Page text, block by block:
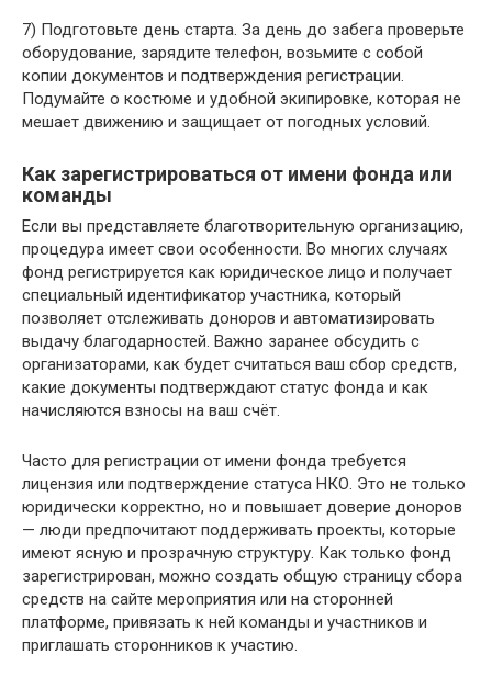
7) Подготовьте день старта. За день до забега проверьте
оборудование, зарядите телефон, возьмите с собой
копии документов и подтверждения регистрации.
Подумайте о костюме и удобной экипировке, которая не
мешает движению и защищает от погодных условий.
Как зарегистрироваться от имени фонда или
команды
Если вы представляете благотворительную организацию,
процедура имеет свои особенности. Во многих случаях
фонд регистрируется как юридическое лицо и получает
специальный идентификатор участника, который
позволяет отслеживать доноров и автоматизировать
выдачу благодарностей. Важно заранее обсудить с
организаторами, как будет считаться ваш сбор средств,
какие документы подтверждают статус фонда и как
начисляются взносы на ваш счёт.
Часто для регистрации от имени фонда требуется
лицензия или подтверждение статуса НКО. Это не только
юридически корректно, но и повышает доверие доноров
— люди предпочитают поддерживать проекты, которые
имеют ясную и прозрачную структуру. Как только фонд
зарегистрирован, можно создать общую страницу сбора
средств на сайте мероприятия или на сторонней
платформе, привязать к ней команды и участников и
приглашать сторонников к участию.